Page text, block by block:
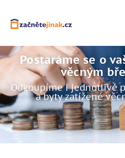
Postaráme se o
věcným
Odkoupíme i jednotlivé
a byty zatížené